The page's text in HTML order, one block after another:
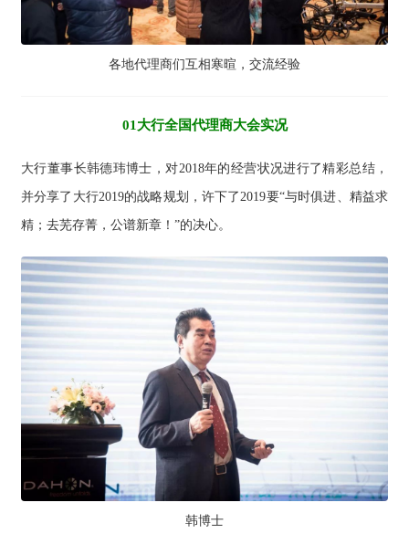
各地代理商们互相寒暄，交流经验
01大行全国代理商大会实况
大行董事长韩德玮博士，对2018年的经营状况进行了精彩总结，
并分享了大行2019的战略规划，许下了2019要“与时俱进、精益求
精；去芜存菁，公谱新章！”的决心。
韩博士